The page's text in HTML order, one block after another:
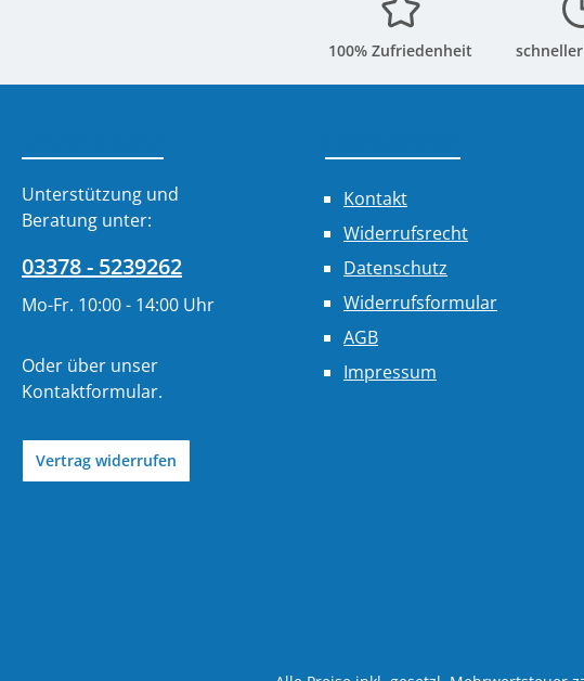
100% Zufriedenheit
Unterstützung und
Beratung unter:
03378 - 5239262
Mo-Fr. 10:00 - 14:00 Uhr
Oder über unser
Kontaktformular.
Vertrag widerrufen
Kontakt
Widerrufsrecht
Datenschutz
Widerrufsformular
AGB
Impressum